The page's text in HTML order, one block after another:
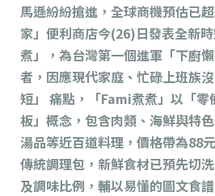
馬遜紛紛搶進，全球商機預估已
家」便利商店今(26)日發表全新
煮」，為台灣第一個進軍「下廚
者，因應現代家庭、忙碌上班族
短」 痛點，「Fami煮煮」以「零
板」概念，包含肉類、海鮮與特
湯品等近百道料理，價格帶為88
傳統調理包，新鮮食材已預先切
及調味比例，輔以易懂的圖文食